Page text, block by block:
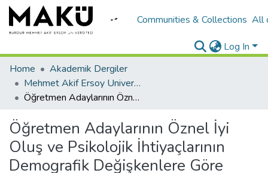
Communities & Collections All
Log In
Home
Akademik Dergiler
Mehmet Akif Ersoy University Journal of Education Faculty
Öğretmen Adaylarının Öznel İyi Oluş ve Psikolojik İhtiyaçlarının Demografik Değişkenlere Göre İncelenmesi
Öğretmen Adaylarının Öznel İyi
Oluş ve Psikolojik İhtiyaçlarının
Demografik Değişkenlere Göre